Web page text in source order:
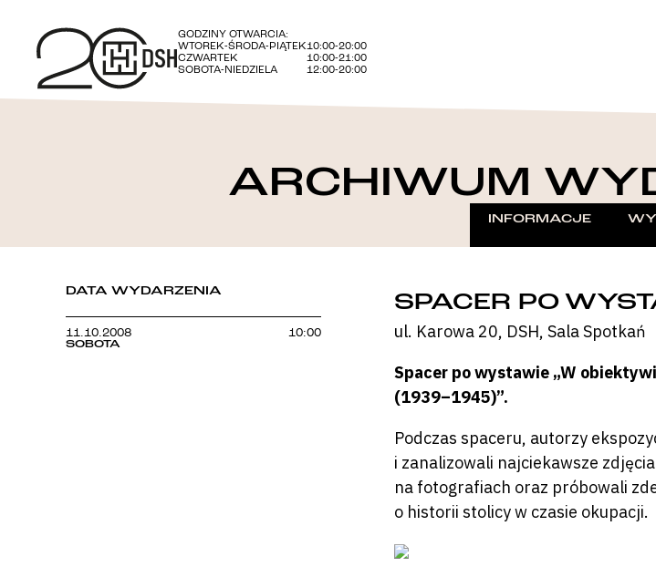
GODZINY OTWARCIA:
WTOREK-ŚRODA-PIĄTEK10:00-20:00
CZWARTEK
10:00-21:00
SOBOTA-NIEDZIELA
12:00-20:00
ARCHIWUM
INFORMACJE
DATA WYDARZENIA
11.10.2008
SOBOTA
10:00
SPACER PO
ul. Karowa 20, DSH, Sala Spotkań
Spacer po wystawie „W
(1939–1945)”.
Podczas spaceru, autorzy
i zanalizowali najciekawsze
na fotografiach oraz próbowali
o historii stolicy w czasie okupacji.